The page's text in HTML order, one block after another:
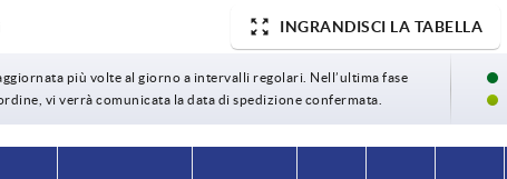
blu traffico RAL 5017
giallo navone RAL 1021
finitura opaca
grezzo
INGRANDISCI LA TABELLA
più volte al giorno a intervalli regolari. Nell’ultima fase
vi verrà comunicata la data di spedizione confermata.